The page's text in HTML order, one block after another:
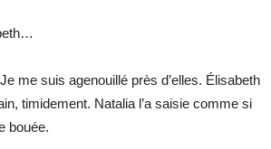
me suis agenouillé près d’elles. Élisabeth
timidement. Natalia l’a saisie comme si
bouée.